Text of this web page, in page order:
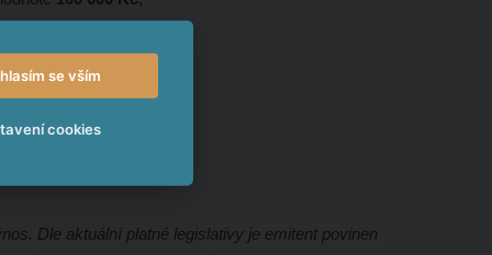
investované částky
Dle aktuální platné legislativy je emitent povinen
se vším
cookies